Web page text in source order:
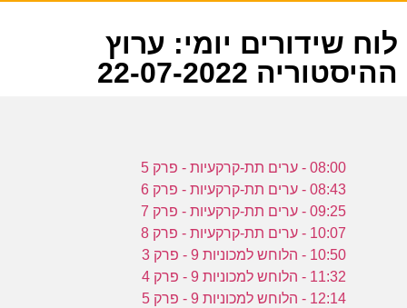
לוח שידורים יומי: ערוץ
ההיסטוריה 22-07-2022
08:00 - ערים תת-קרקעיות - פרק 5
08:43 - ערים תת-קרקעיות - פרק 6
09:25 - ערים תת-קרקעיות - פרק 7
10:07 - ערים תת-קרקעיות - פרק 8
10:50 - הלוחש למכוניות 9 - פרק 3
11:32 - הלוחש למכוניות 9 - פרק 4
12:14 - הלוחש למכוניות 9 - פרק 5